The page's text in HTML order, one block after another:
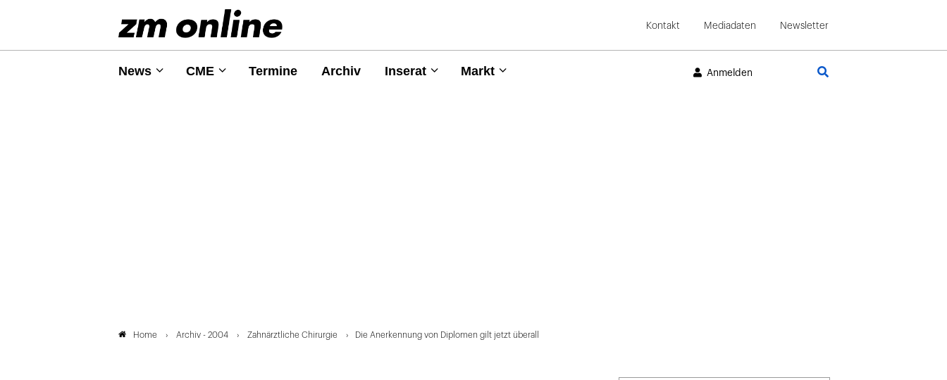
Kontakt Mediadaten Newsletter
News CME Termine Archiv Inserat Markt Anmelden
Home Archiv - 2004 Zahnärztliche Chirurgie Die Anerkennung von Diplomen gilt jetzt überall